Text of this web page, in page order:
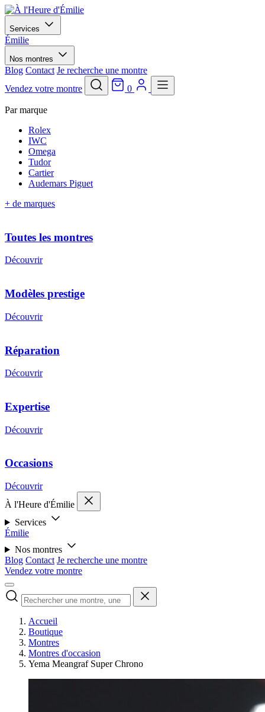
Services
Émilie
Nos montres
Blog Contact Je recherche une montre
Vendez votre montre
0
Par marque
Rolex
IWC
Omega
Tudor
Cartier
Audemars Piguet
+ de marques
Toutes les montres
Découvrir
Modèles prestige
Découvrir
Réparation
Découvrir
Expertise
Découvrir
Occasions
Découvrir
À l'Heure d'Émilie
Services
Émilie
Nos montres
Blog Contact Je recherche une montre
Vendez votre montre
Accueil
Boutique
Montres
Montres d'occasion
Yema Meangraf Super Chrono